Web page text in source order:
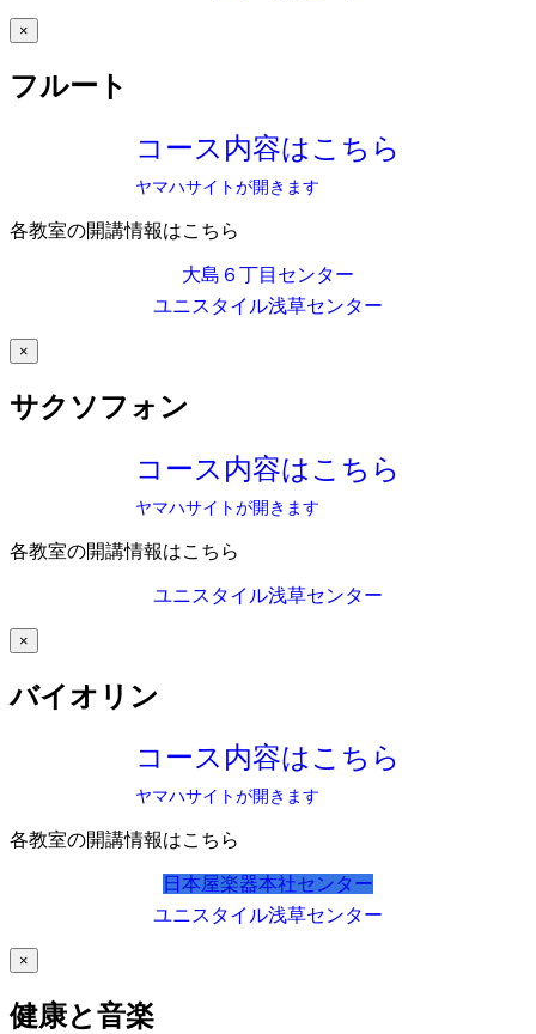
×
フルート
コース内容はこちら
ヤマハサイトが開きます
各教室の開講情報はこちら
大島６丁目センター
ユニスタイル浅草センター
×
サクソフォン
コース内容はこちら
ヤマハサイトが開きます
各教室の開講情報はこちら
ユニスタイル浅草センター
×
バイオリン
コース内容はこちら
ヤマハサイトが開きます
各教室の開講情報はこちら
日本屋楽器本社センター
ユニスタイル浅草センター
×
健康と音楽